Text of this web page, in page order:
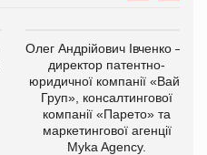
Олег Андрійович Івченко —
директор патентно-
юридичної компанії «Вайз
Груп», консалтингової
компанії «Парето» та
маркетингової агенції
Myka Agency.